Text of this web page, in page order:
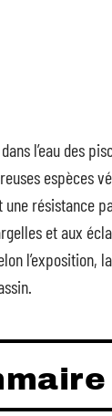
l’eau des
espèces
une résistance
et aux
l’exposition,